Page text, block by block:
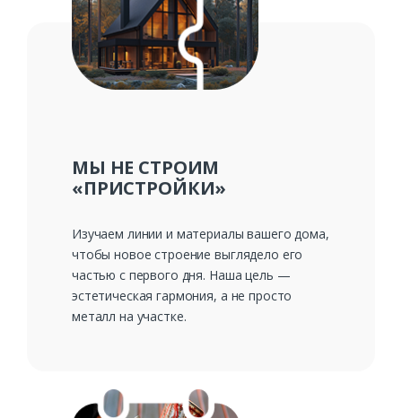
Ваш телефон*
МЫ НЕ СТРОИМ
«ПРИСТРОЙКИ»
Изучаем линии и материалы вашего дома,
чтобы новое строение выглядело его
частью с первого дня. Наша цель —
эстетическая гармония, а не просто
металл на участке.